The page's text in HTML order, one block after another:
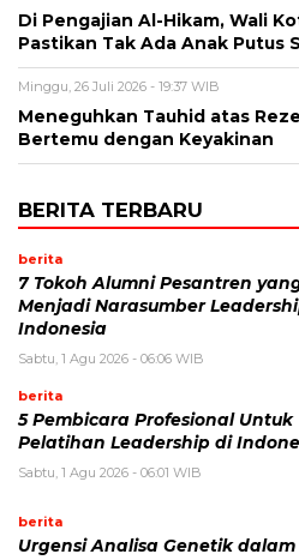
Di Pengajian Al-Hikam, Wali
Pastikan Tak Ada Anak Putus
Minggu, 26 Juli 2026 - 19:37 WIB
Meneguhkan Tauhid atas
Bertemu dengan Keyakinan
BERITA TERBARU
berita
7 Tokoh Alumni Pesantren
Menjadi Narasumber
Indonesia
Sabtu, 1 Agu 2026 - 06:06 WIB
berita
5 Pembicara Profesional Untuk
Pelatihan Leadership di
Sabtu, 1 Agu 2026 - 06:01 WIB
berita
Urgensi Analisa Genetik dalam